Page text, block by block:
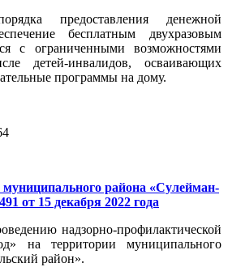
предоставления денежной
бесплатным двухразовым
с ограниченными возможностями
детей-инвалидов, осваивающих
программы на дому.
района «Сулейман-
от 15 декабря 2022 года
надзорно-профилактической
на территории муниципального
район».